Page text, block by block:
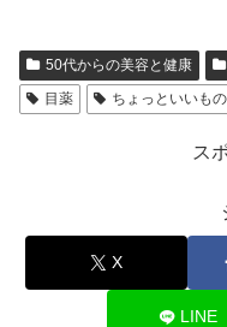
50代からの美容と健康
目薬
ちょっといいもの
ス
X
LINE